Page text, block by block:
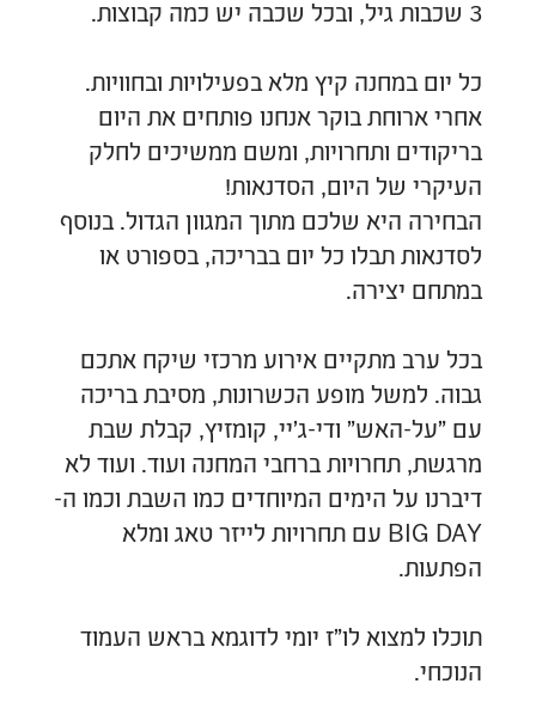
3 שכבות גיל, ובכל שכבה יש כמה קבוצות.
כל יום במחנה קיץ מלא בפעילויות ובחוויות.
אחרי ארוחת בוקר אנחנו פותחים את היום
בריקודים ותחרויות, ומשם ממשיכים לחלק
העיקרי של היום, הסדנאות!
הבחירה היא שלכם מתוך המגוון הגדול. בנוסף
לסדנאות תבלו כל יום בבריכה, בספורט או
במתחם יצירה.
בכל ערב מתקיים אירוע מרכזי שיקח אתכם
גבוה. למשל מופע הכשרונות, מסיבת בריכה
עם "על-האש" ודי-ג'יי, קומזיץ, קבלת שבת
מרגשת, תחרויות ברחבי המחנה ועוד. ועוד לא
דיברנו על הימים המיוחדים כמו השבת וכמו ה-
BIG DAY עם תחרויות לייזר טאג ומלא
הפתעות.
תוכלו למצוא לו"ז יומי לדוגמא בראש העמוד
הנוכחי.